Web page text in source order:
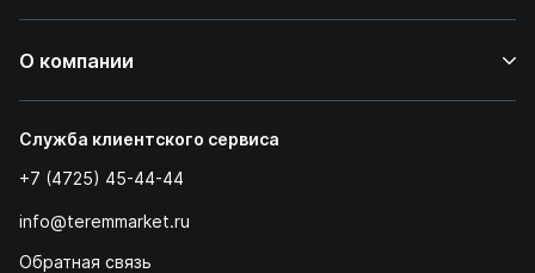
О компании
Служба клиентского сервиса
+7 (4725) 45-44-44
info@teremmarket.ru
Обратная связь